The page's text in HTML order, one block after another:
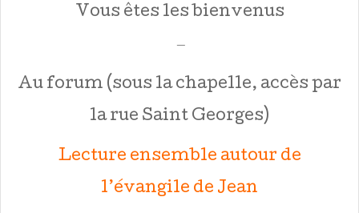
Vous êtes les bienvenus
—
Au forum (sous la chapelle, accès par
la rue Saint Georges)
Lecture ensemble autour de
l’évangile de Jean